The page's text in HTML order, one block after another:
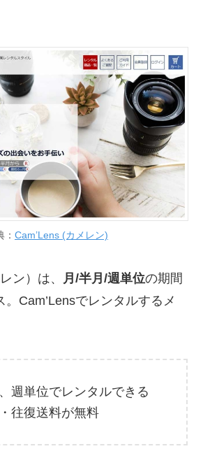
： Cam’Lens (カメレン)
ン）は、 月/半月/週単位の期間
。Cam’Lensでレンタルするメ
週単位でレンタルできる
往復送料が無料